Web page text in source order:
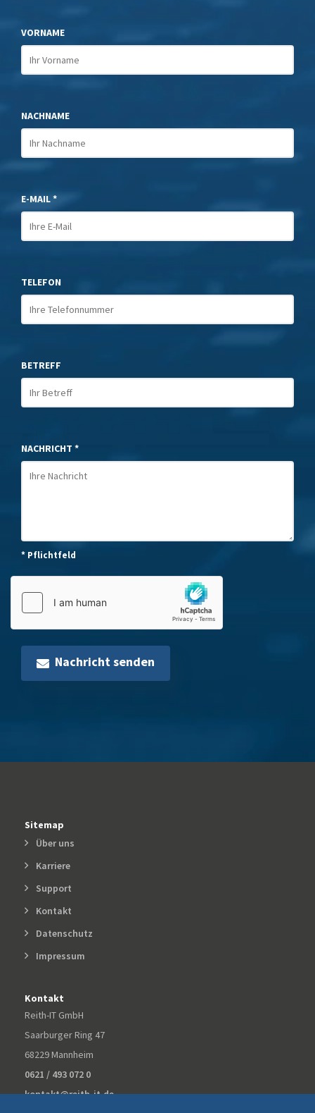
VORNAME
NACHNAME
E-MAIL *
TELEFON
BETREFF
NACHRICHT *
* Pflichtfeld
Nachricht senden
Sitemap
Über uns
Karriere
Support
Kontakt
Datenschutz
Impressum
Kontakt
Reith-IT GmbH
Saarburger Ring 47
68229 Mannheim
0621 / 493 072 0
kontakt@reith-it.de